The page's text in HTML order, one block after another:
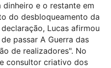
e o restante em
do desbloqueamento da
Lucas afirmou
passar A Guerra das
de realizadores". No
consultor criativo dos